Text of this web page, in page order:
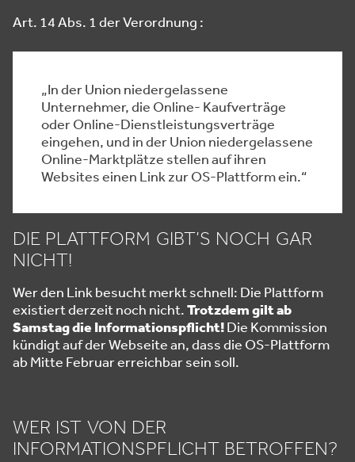
Art. 14 Abs. 1 der Verordnung :
„In der Union niedergelassene
Unternehmer, die Online- Kaufverträge
oder Online-Dienstleistungsverträge
eingehen, und in der Union niedergelassene
Online-Marktplätze stellen auf ihren
Websites einen Link zur OS-Plattform ein.“
DIE PLATTFORM GIBT’S NOCH GAR
NICHT!
Wer den Link besucht merkt schnell: Die Plattform
existiert derzeit noch nicht.Trotzdem gilt ab
Samstag die Informationspflicht!Die Kommission
kündigt auf der Webseite an, dass die OS-Plattform
ab Mitte Februar erreichbar sein soll.
WER IST VON DER
INFORMATIONSPFLICHT BETROFFEN?